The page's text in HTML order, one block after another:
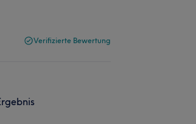
Verifizierte Bewertung